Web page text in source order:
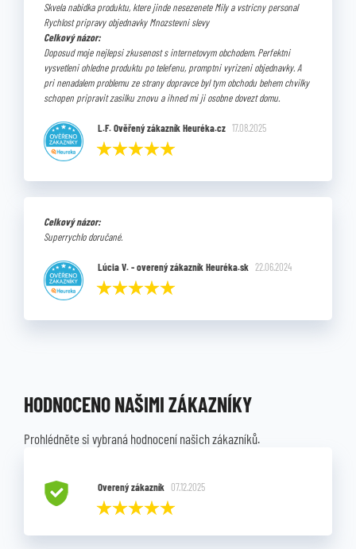
Skvela nabidka produktu, ktere jinde nesezenete Mily a vstricny personal
Rychlost pripravy objednavky Mnozstevni slevy
Celkový názor:
Doposud moje nejlepsi zkusenost s internetovym obchodem. Perfektni
vysvetleni ohledne produktu po telefenu, promptni vyrizeni objednavky. A
pri nenadalem problemu ze strany dopravce byl tym obchodu behem chvilky
schopen pripravit zasilku znovu a ihned mi ji osobne dovezt domu.
L.F. Ověřený zákazník Heuréka.cz 17.08.2025
Celkový názor:
Superrychlo doručané.
Lúcia V. - overený zákazník Heuréka.sk 22.06.2024
HODNOCENO NAŠIMI ZÁKAZNÍKY
Prohlédněte si vybraná hodnocení našich zákazníků.
Overený zákazník 07.12.2025